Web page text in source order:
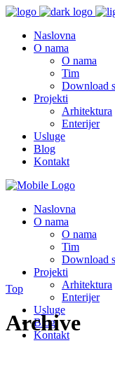
Naslovna
O nama
O nama
Tim
Download
Projekti
Arhitektura
Enterijer
Usluge
Blog
Kontakt
Naslovna
O nama
O nama
Tim
Download
Projekti
Arhitektura
Enterijer
Usluge
Blog
Kontakt
Top
Archive